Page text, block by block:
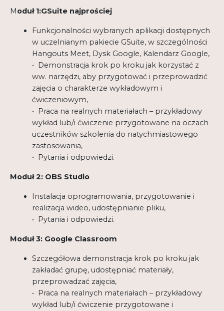
M oduł 1:GSuite najprościej
Funkcjonalności wybranych aplikacji dostępnych
w uczelnianym pakiecie GSuite, w szczególności
Hangouts Meet, Dysk Google, Kalendarz Google,
• Demonstracja krok po kroku jak korzystać z
ww. narzędzi, aby przygotować i przeprowadzić
zajęcia o charakterze wykładowym i
ćwiczeniowym,
• Praca na realnych materiałach – przykładowy
wykład lub/i ćwiczenie przygotowane na oczach
uczestników szkolenia do natychmiastowego
zastosowania,
• Pytania i odpowiedzi.
Moduł 2: OBS Studio
Instalacja oprogramowania, przygotowanie i
realizacja wideo, udostępnianie pliku,
• Pytania i odpowiedzi.
Moduł 3: Google Classroom
Szczegółowa demonstracja krok po kroku jak
zakładać grupę, udostępniać materiały,
przeprowadzać zajęcia,
• Praca na realnych materiałach – przykładowy
wykład lub/i ćwiczenie przygotowane i